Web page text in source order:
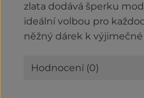
zlata dodává šperku
ideální volbou pro
něžný dárek k
Hodnocení (0)